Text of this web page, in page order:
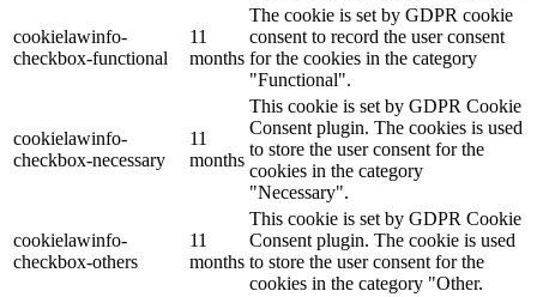
cookielawinfo-
checkbox-functional
11
months
The cookie is set by GDPR cookie
consent to record the user consent
for the cookies in the category
"Functional".
cookielawinfo-
checkbox-necessary
11
months
This cookie is set by GDPR Cookie
Consent plugin. The cookies is used
to store the user consent for the
cookies in the category
"Necessary".
cookielawinfo-
checkbox-others
11
months
This cookie is set by GDPR Cookie
Consent plugin. The cookie is used
to store the user consent for the
cookies in the category "Other.